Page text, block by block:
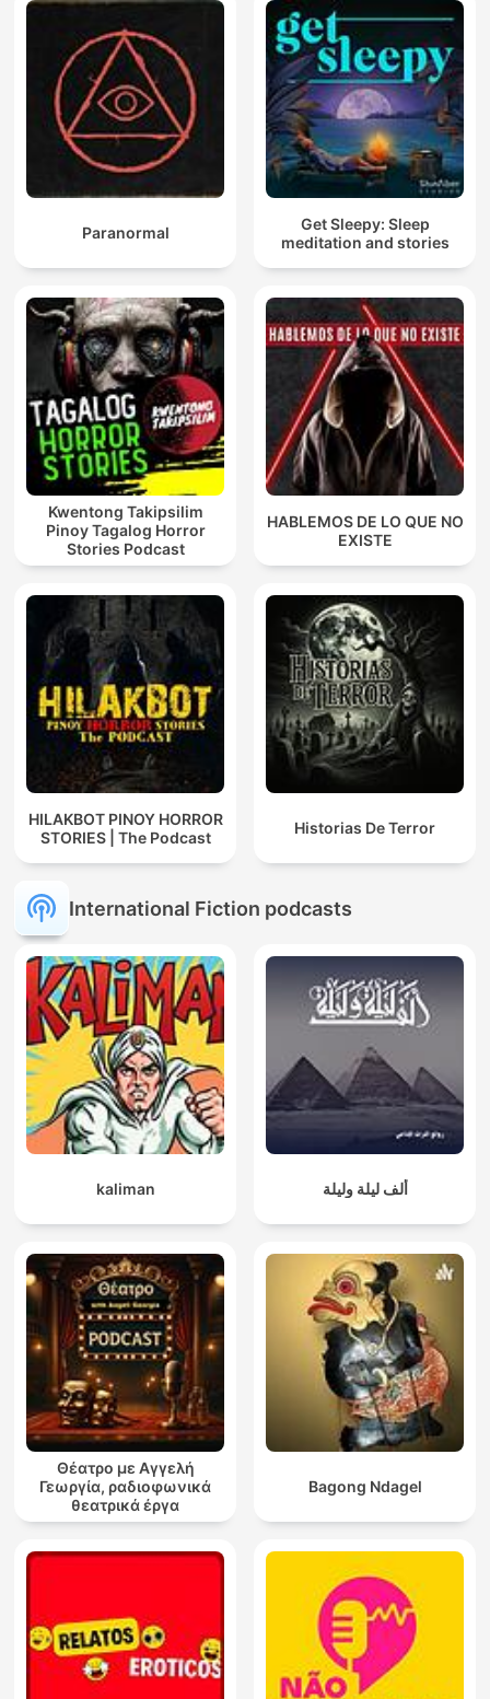
Paranormal
Get Sleepy: Sleep
meditation and stories
Kwentong Takipsilim
Pinoy Tagalog Horror
Stories Podcast
HABLEMOS DE LO QUE NO
EXISTE
HILAKBOT PINOY HORROR
STORIES | The Podcast
Historias De Terror
International Fiction podcasts
kaliman ألف ليلة وليلة
Θέατρο με Αγγελή
Γεωργία, ραδιοφωνικά
θεατρικά έργα
Bagong Ndagel